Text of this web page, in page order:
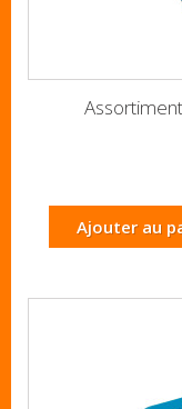
Ajouter au